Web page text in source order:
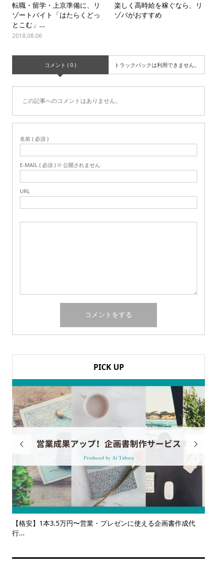
転職・留学・上京準備に、リ
ゾートバイト「はたらくどっ
とこむ」...
2018.08.06
楽しく高時給を稼ぐなら、リ
ゾバがおすすめ
コメント ( 0 ) トラックバックは利用できません。
この記事へのコメントはありません。
名前 ( 必須 )
E-MAIL ( 必須 ) ※ 公開されません
URL
PICK UP

【サービス一覧】広報・企画・デザインの単発依頼からトータ
ルサ...
